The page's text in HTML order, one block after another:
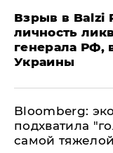
​Взрыв в Balzi
личность
генерала РФ,
Украины
Bloomberg:
подхватила
самой